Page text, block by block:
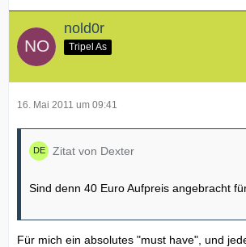
nold0r
Tripel As
16. Mai 2011 um 09:41
Zitat von Dexter
Sind denn 40 Euro Aufpreis angebracht
Für mich ein absolutes "must have", und